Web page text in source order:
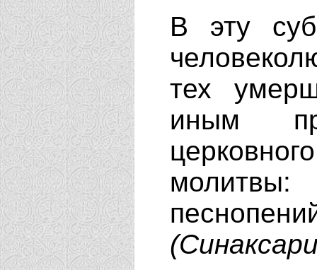
В эту
тех
иным
молитвы: